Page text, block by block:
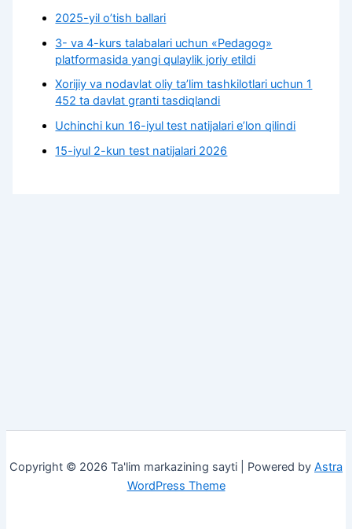
2025-yil o’tish ballari
3- va 4-kurs talabalari uchun «Pedagog»
platformasida yangi qulaylik joriy etildi
Xorijiy va nodavlat oliy taʼlim tashkilotlari uchun 1
452 ta davlat granti tasdiqlandi
Uchinchi kun 16-iyul test natijalari e’lon qilindi
15-iyul 2-kun test natijalari 2026
Copyright © 2026 Ta'lim markazining sayti | Powered by Astra
WordPress Theme